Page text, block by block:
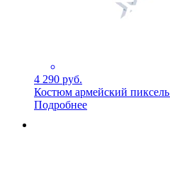
4 290 руб.
Костюм армейский
Подробнее